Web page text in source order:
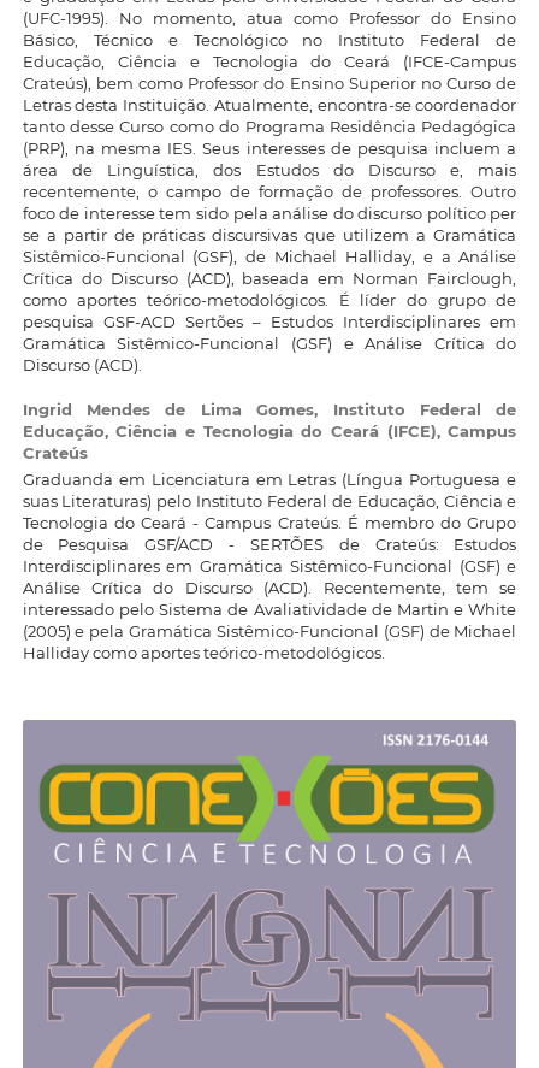
(UFC-1995). No momento, atua como Professor do Ensino
Básico, Técnico e Tecnológico no Instituto Federal de
Educação, Ciência e Tecnologia do Ceará (IFCE-Campus
Crateús), bem como Professor do Ensino Superior no Curso de
Letras desta Instituição. Atualmente, encontra-se coordenador
tanto desse Curso como do Programa Residência Pedagógica
(PRP), na mesma IES. Seus interesses de pesquisa incluem a
área de Linguística, dos Estudos do Discurso e, mais
recentemente, o campo de formação de professores. Outro
foco de interesse tem sido pela análise do discurso político per
se a partir de práticas discursivas que utilizem a Gramática
Sistêmico-Funcional (GSF), de Michael Halliday, e a Análise
Crítica do Discurso (ACD), baseada em Norman Fairclough,
como aportes teórico-metodológicos. É líder do grupo de
pesquisa GSF-ACD Sertões – Estudos Interdisciplinares em
Gramática Sistêmico-Funcional (GSF) e Análise Crítica do
Discurso (ACD).
Ingrid Mendes de Lima Gomes, Instituto Federal de
Educação, Ciência e Tecnologia do Ceará (IFCE), Campus
Crateús
Graduanda em Licenciatura em Letras (Língua Portuguesa e
suas Literaturas) pelo Instituto Federal de Educação, Ciência e
Tecnologia do Ceará - Campus Crateús. É membro do Grupo
de Pesquisa GSF/ACD - SERTÕES de Crateús: Estudos
Interdisciplinares em Gramática Sistêmico-Funcional (GSF) e
Análise Crítica do Discurso (ACD). Recentemente, tem se
interessado pelo Sistema de Avaliatividade de Martin e White
(2005) e pela Gramática Sistêmico-Funcional (GSF) de Michael
Halliday como aportes teórico-metodológicos.